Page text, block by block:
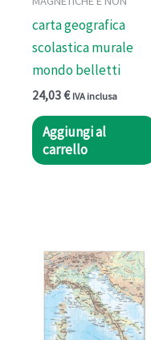
carta geografica
scolastica murale
mondo belletti
24,03€ IVA inclusa
Aggiungi al
carrello